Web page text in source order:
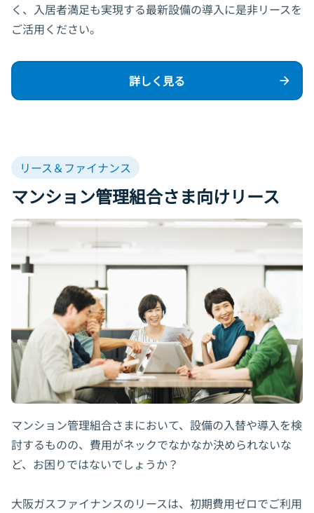
く、入居者満足も実現する最新設備の導入に是非リースを
ご活用ください。
詳しく見る
リース＆ファイナンス
マンション管理組合さま向けリース
マンション管理組合さまにおいて、設備の入替や導入を検
討するものの、費⽤がネックでなかなか決められないな
ど、お困りではないでしょうか？
大阪ガスファイナンスのリースは、初期費用ゼロでご利用